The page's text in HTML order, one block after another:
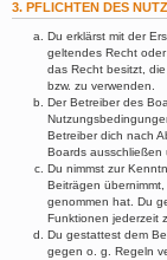
3. PFLICHTEN DES
Du erklärst mit der
geltendes Recht
das Recht besitzt,
bzw. zu verwenden.
Der Betreiber des
Betreiber dich nach
Boards ausschließen
Du nimmst zur
Beiträgen
genommen hat. Du
Funktionen jederzeit
Du gestattest dem
gegen o. g. Regeln